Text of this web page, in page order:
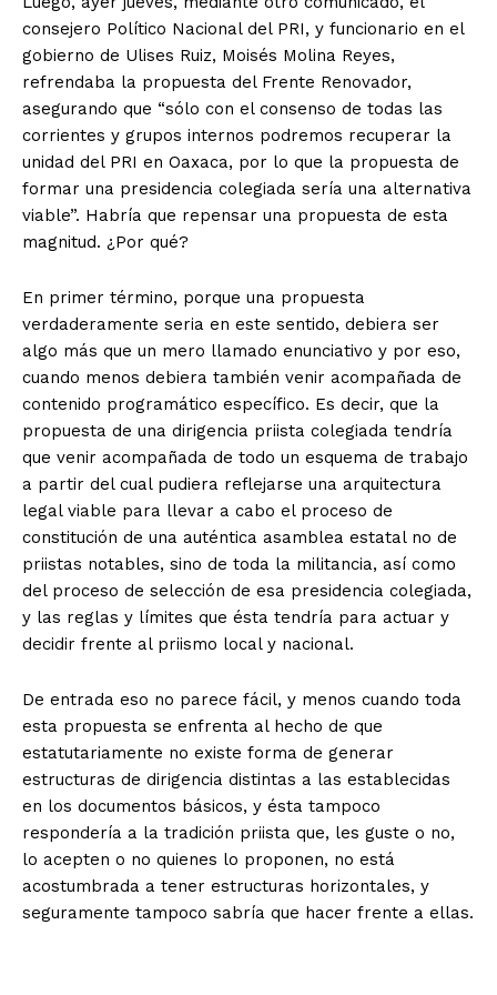
consejero Político Nacional del PRI, y funcionario en el
gobierno de Ulises Ruiz, Moisés Molina Reyes,
refrendaba la propuesta del Frente Renovador,
asegurando que “sólo con el consenso de todas las
corrientes y grupos internos podremos recuperar la
unidad del PRI en Oaxaca, por lo que la propuesta de
formar una presidencia colegiada sería una alternativa
viable”. Habría que repensar una propuesta de esta
magnitud. ¿Por qué?
En primer término, porque una propuesta
verdaderamente seria en este sentido, debiera ser
algo más que un mero llamado enunciativo y por eso,
cuando menos debiera también venir acompañada de
contenido programático específico. Es decir, que la
propuesta de una dirigencia priista colegiada tendría
que venir acompañada de todo un esquema de trabajo
a partir del cual pudiera reflejarse una arquitectura
legal viable para llevar a cabo el proceso de
constitución de una auténtica asamblea estatal no de
priistas notables, sino de toda la militancia, así como
del proceso de selección de esa presidencia colegiada,
y las reglas y límites que ésta tendría para actuar y
decidir frente al priismo local y nacional.
De entrada eso no parece fácil, y menos cuando toda
esta propuesta se enfrenta al hecho de que
estatutariamente no existe forma de generar
estructuras de dirigencia distintas a las establecidas
en los documentos básicos, y ésta tampoco
respondería a la tradición priista que, les guste o no,
lo acepten o no quienes lo proponen, no está
acostumbrada a tener estructuras horizontales, y
seguramente tampoco sabría que hacer frente a ellas.